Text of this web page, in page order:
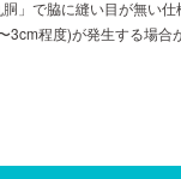
」で脇に縫い目が無い仕
程度)が発生する場合